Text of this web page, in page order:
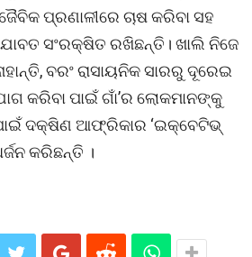
ପ୍ରଣାଳୀରେ ଚାଷ କରିବା ସହ
ସଂରକ୍ଷିତ ରଖିଛନ୍ତି। ଖାଲି ନିଜେ
ବରଂ ରାସାୟନିକ ସାରରୁ ଦୂରେଇ
କରିବା ପାଇଁ ଗାଁ’ର ଲୋକମାନଙ୍କୁ
ଦକ୍ଷିଣ ଆଫ୍ରିକାର ‘ଇକ୍ବେଟିଭ୍
କରିଛନ୍ତି ।